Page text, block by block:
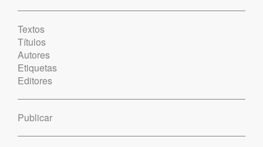
Textos
Títulos
Autores
Etiquetas
Editores
Publicar